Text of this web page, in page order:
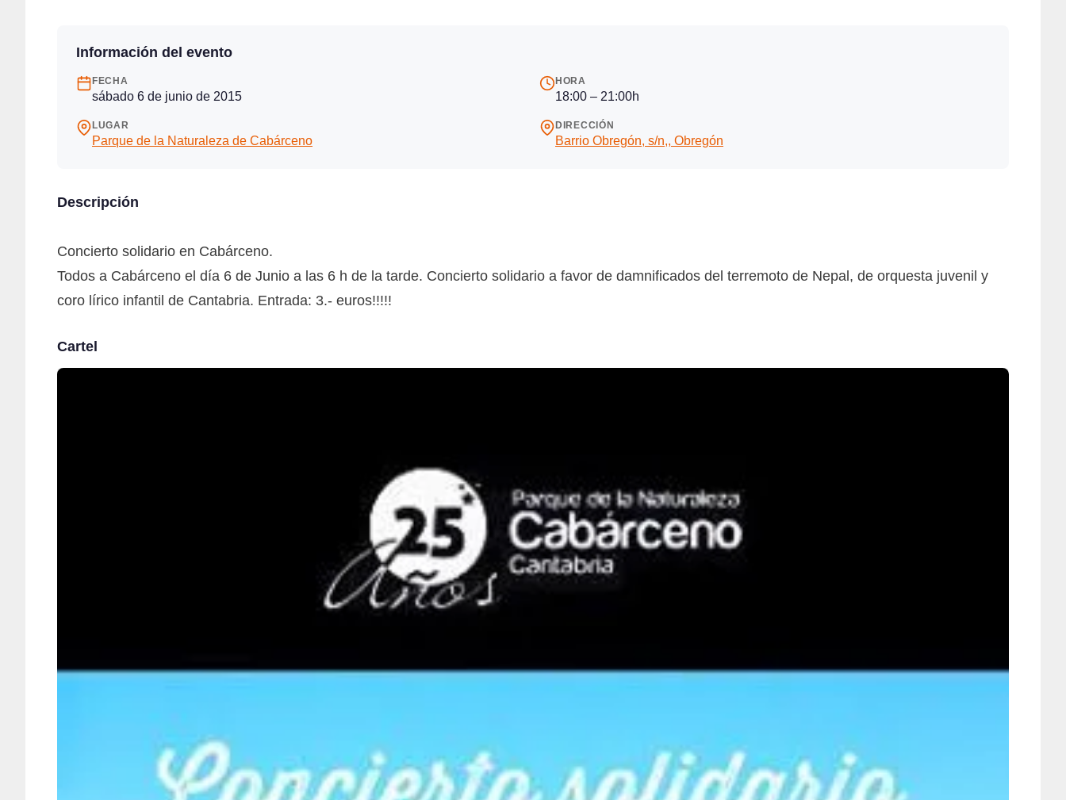
Información del evento
FECHA
sábado 6 de junio de 2015
HORA
18:00 – 21:00h
LUGAR
Parque de la Naturaleza de Cabárceno
DIRECCIÓN
Barrio Obregón, s/n,, Obregón
Descripción
Concierto solidario en Cabárceno.
Todos a Cabárceno el día 6 de Junio a las 6 h de la tarde. Concierto solidario a favor de damnificados del terremoto de Nepal, de orquesta juvenil y
coro lírico infantil de Cantabria. Entrada: 3.- euros!!!!!
Cartel